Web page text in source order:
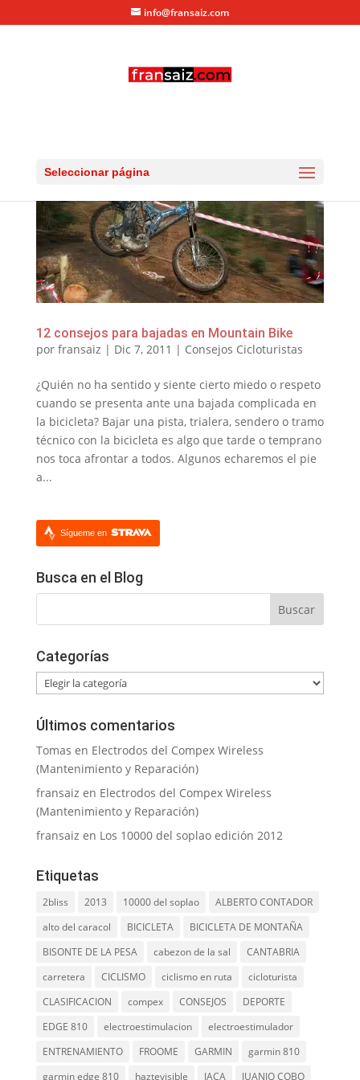
info@fransaiz.com
Seleccionar página
12 consejos para bajadas en Mountain Bike
por fransaiz | Dic 7, 2011 | Consejos Cicloturistas
¿Quién no ha sentido y siente cierto miedo o respeto
cuando se presenta ante una bajada complicada en
la bicicleta? Bajar una pista, trialera, sendero o tramo
técnico con la bicicleta es algo que tarde o temprano
nos toca afrontar a todos. Algunos echaremos el pie
a...
Sígueme en
Busca en el Blog
Categorías
Categorías
Últimos comentarios
Tomas en Electrodos del Compex Wireless
(Mantenimiento y Reparación)
fransaiz en Electrodos del Compex Wireless
(Mantenimiento y Reparación)
fransaiz en Los 10000 del soplao edición 2012
Etiquetas
2bliss 2013 10000 del soplao
ALBERTO CONTADOR
alto del caracol
BICICLETA
BICICLETA DE MONTAÑA
BISONTE DE LA PESA
cabezon de la sal
CANTABRIA
carretera
CICLISMO ciclismo en ruta
cicloturista
CLASIFICACION
compex CONSEJOS
DEPORTE
EDGE 810
electroestimulacion
electroestimulador
ENTRENAMIENTO
FROOME GARMIN
garmin 810
garmin edge 810
haztevisible JACA JUANJO COBO